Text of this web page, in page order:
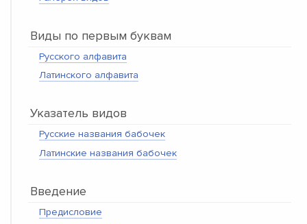
Виды по первым буквам
Русского алфавита
Латинского алфавита
Указатель видов
Русские названия бабочек
Латинские названия бабочек
Введение
Предисловие